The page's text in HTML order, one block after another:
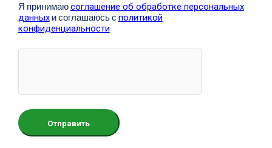
Я принимаюсоглашение об обработке персональных
данныхи соглашаюсь с политикой
конфиденциальности